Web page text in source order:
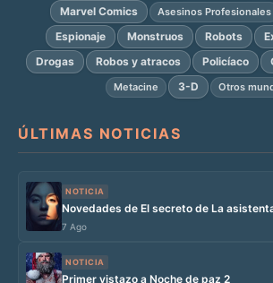
Marvel Comics
Asesinos Profesionales
Espionaje Monstruos Robots
Drogas
Robos y atracos Policíaco
Metacine 3-D Otros
ÚLTIMAS NOTICIAS
NOTICIA
Novedades de El secreto de La
7 Ago
NOTICIA
Primer vistazo a Noche de paz 2